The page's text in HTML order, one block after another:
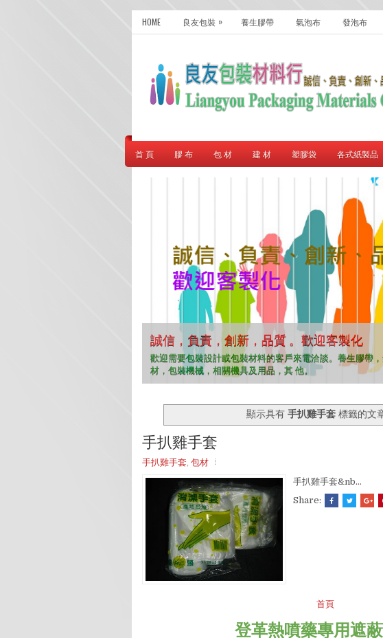
HOME 良友包裝 » 養生膠帶 氣泡布 發泡布
首 頁 膠 布 包 材 建 材 塑膠袋 各式紙製品
誠信，負責，創新，品質 。歡迎客製化
誠信，負責，創新，品質 。歡迎客製化
歡迎需要包裝設計或包裝材料的客戶來電洽談。養生膠帶
材，包裝機械，相關機具及用品，其 他。
誠信，負責，創新，品質 。歡迎客製化
誠信，負責，創新，品質 。歡迎客製化
誠信，負責，創新，品質 。歡迎客製化
顯示具有 手扒雞手套標籤的文
手扒雞手套
手扒雞手套 包材
手扒雞手套&nb...
Share:
首頁
登革熱噴藥專用遮蔽膠